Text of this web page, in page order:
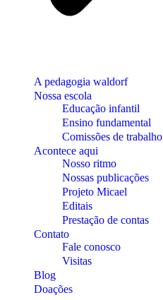
A pedagogia waldorf
Nossa escola
Educação infantil
Ensino fundamental
Comissões de trabalho
Acontece aqui
Nosso ritmo
Nossas publicações
Projeto Micael
Editais
Prestação de contas
Contato
Fale conosco
Visitas
Blog
Doações